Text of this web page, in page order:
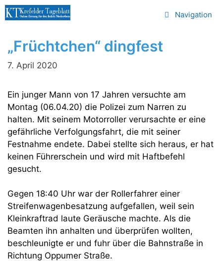
Zum
Inhalt
Navigation
„Früchtchen“ dingfest
7. April 2020
Ein junger Mann von 17 Jahren versuchte am
Montag (06.04.20) die Polizei zum Narren zu
halten. Mit seinem Motorroller verursachte er eine
gefährliche Verfolgungsfahrt, die mit seiner
Festnahme endete. Dabei stellte sich heraus, er hat
keinen Führerschein und wird mit Haftbefehl
gesucht.
Gegen 18:40 Uhr war der Rollerfahrer einer
Streifenwagenbesatzung aufgefallen, weil sein
Kleinkraftrad laute Geräusche machte. Als die
Beamten ihn anhalten und überprüfen wollten,
beschleunigte er und fuhr über die Bahnstraße in
Richtung Oppumer Straße.